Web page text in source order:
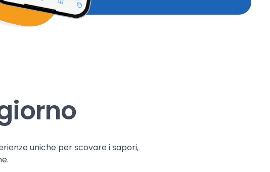
uniche per scovare i sapori,